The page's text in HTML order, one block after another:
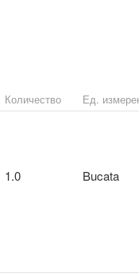
Количество Ед.
1.0 Bucata